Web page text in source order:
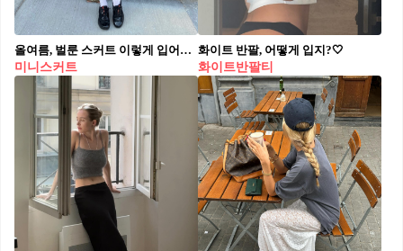
올여름, 벌룬 스커트 이렇게 입어보자!👗🎈
미니스커트
화이트 반팔, 어떻게 입지?🤍
화이트반팔티